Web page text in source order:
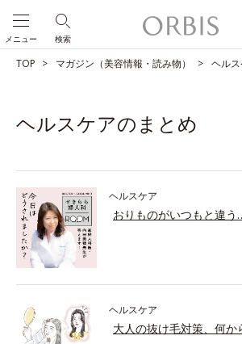
検索
メニュー
TOP マガジン（美容情報・読み物） ヘル
ヘルスケアのまとめ
ヘルスケア
おりものがいつもと違
ヘルスケア
大人の抜け毛対策、何か